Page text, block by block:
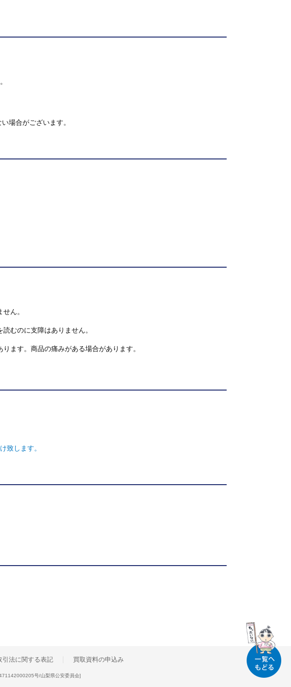
場合がございます。
ん。
むのに支障はありません。
ます。商品の痛みがある場合があります。
致します。
引法に関する表記 買取資料の申込み
号/山梨県公安委員会]